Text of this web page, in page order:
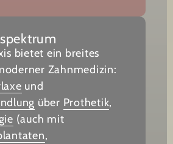
bietet ein breites
Zahnmedizin:
und
über Prothetik,
(auch mit
,